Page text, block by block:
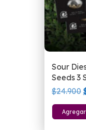
Sour
Seeds 3
$24.900